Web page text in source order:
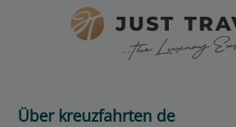
Über kreuzfahrten de